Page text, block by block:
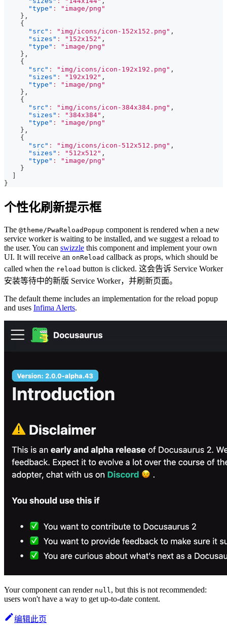
"type" :
"image/png"
} ,
{
"src" : "img/icons/icon-152x152.png" ,
"sizes" : "152x152" ,
"type" :
"image/png"
} ,
{
"src" : "img/icons/icon-192x192.png" ,
"sizes" : "192x192" ,
"type" :
"image/png"
} ,
{
"src" : "img/icons/icon-384x384.png" ,
"sizes" : "384x384" ,
"type" :
"image/png"
} ,
{
"src" : "img/icons/icon-512x512.png" ,
"sizes" : "512x512" ,
"type" :
"image/png"
}
}
个性化刷新提示框
The @theme/PwaReloadPopup component is rendered when a new
service worker is waiting to be installed, and we suggest a reload to
the user. You can swizzle this component and implement your own
UI. It will receive an onReload callback as props, which should be
called when the reload button is clicked. 这会告诉 Service Worker
安装等待中的新版 Service Worker，并刷新页面。
The default theme includes an implementation for the reload popup
and uses Infima Alerts.
Your component can render null, but this is not recommended:
users won't have a way to get up-to-date content.
编辑此页